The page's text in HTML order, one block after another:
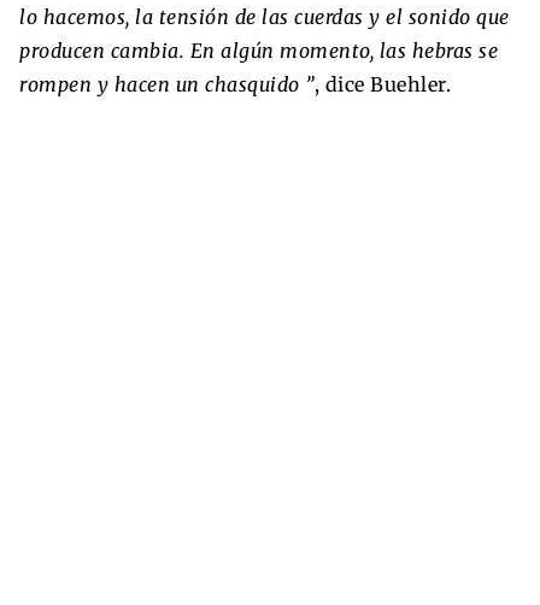
lo hacemos, la tensión de las cuerdas y el sonido que
producen cambia. En algún momento, las hebras se
rompen y hacen un chasquido ”, dice Buehler.